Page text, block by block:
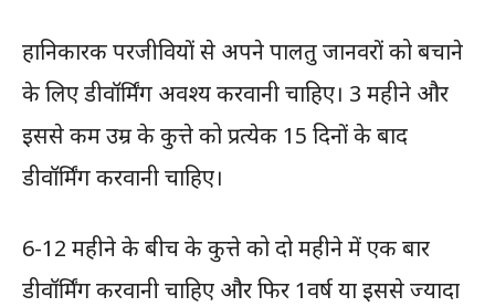
हानिकारक परजीवियों से अपने पालतु जानवरों को बचाने
के लिए डीवॉर्मिंग अवश्य करवानी चाहिए। 3 महीने और
इससे कम उम्र के कुत्ते को प्रत्येक 15 दिनों के बाद
डीवॉर्मिंग करवानी चाहिए।
6-12 महीने के बीच के कुत्ते को दो महीने में एक बार
डीवॉर्मिंग करवानी चाहिए और फिर 1वर्ष या इससे ज्यादा